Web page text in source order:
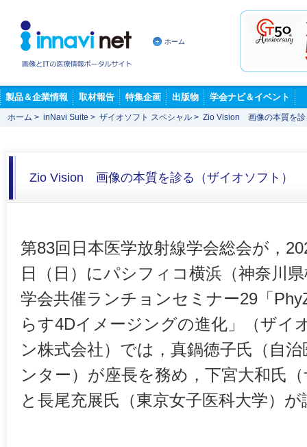
ホーム
製品＆企業情報 取材報告 特集企画 出版物 学会ナビ＆イベント
ホーム > inNavi Suite > ザイオソフト スペシャル > Zio Vision 画像の本質を診
Zio Vision 画像の本質を診る（ザイオソフト）
第83回日本医学放射線学会総会が，
日（日）にパシフィコ横浜（神奈川
学会共催ランチョンセミナー29「
らす4Dイメージングの進化」（ザイ
ン株式会社）では，真鍋徳子氏（自
ンター）が座長を務め，下宮大和氏
と長尾充展氏（東京女子医科大学）